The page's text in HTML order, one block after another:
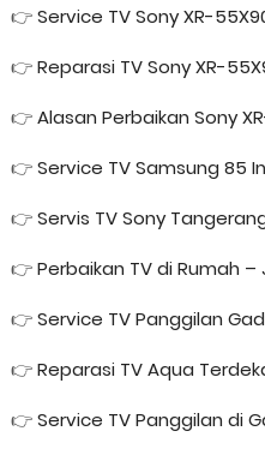
👉Service TV Sony XR-
👉Reparasi TV Sony XR-
👉Alasan Perbaikan Sony
👉Service TV Samsung 85
👉Servis TV Sony
👉Perbaikan TV di Rumah –
👉Service TV Panggilan
👉Reparasi TV Aqua
👉Service TV Panggilan di